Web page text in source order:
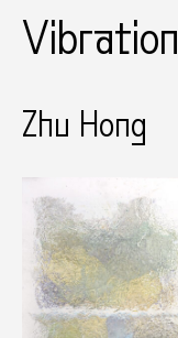
Vibration
Zhu Hong